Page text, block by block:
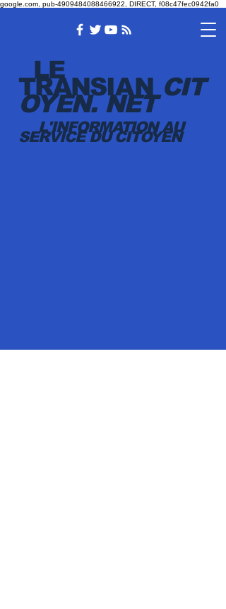
google.com, pub-4909484088466922, DIRECT, f08c47fec0942fa0
LE
TRANSIAN CIT
OYEN.NET
L'INFORMATION AU
SERVICE DU CITOYEN